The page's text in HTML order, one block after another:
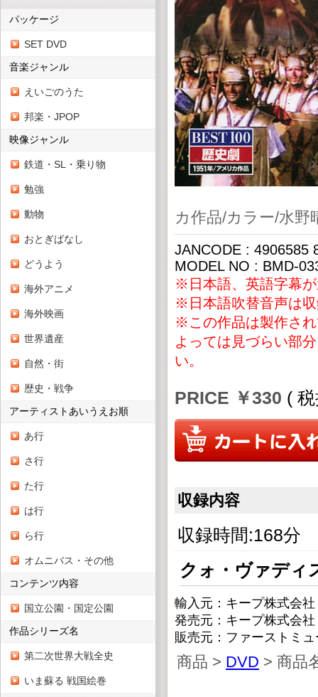
パッケージ
SET DVD
音楽ジャンル
えいごのうた
邦楽・JPOP
映像ジャンル
鉄道・SL・乗り物
勉強
動物
おとぎばなし
どうよう
海外アニメ
海外映画
世界遺産
自然・街
歴史・戦争
アーティストあいうえお順
あ行
さ行
た行
は行
ら行
オムニバス・その他
コンテンツ内容
国立公園・国定公園
作品シリーズ名
第二次世界大戦全史
いま蘇る 戦国絵巻
カ作品/カラー/水野
JANCODE : 4906585
MODEL NO : BMD-
※日本語、英語字幕
※日本語吹替音声は
※この作品は製作さ
よっては見づらい部
い。
PRICE ￥330 (
収録内容
収録時間:168分
クォ・ヴァディ
輸入元：キープ株式会社
発売元：キープ株式会社
販売元：ファーストミ
商品 > DVD > 商品